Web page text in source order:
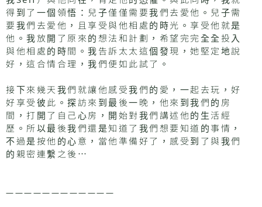
得到了一個領悟：兒子僅僅需要我們去愛他。兒子需
要我們去愛他，且享受與他相處的時光。享受他就是
他。我放開了原來的想法和計劃，希望完完全全投入
與他相處的時間。我告訴太太這個發現，她堅定地說
好，這合情合理，我們便如此試了。
接下來幾天我們就讓他感受我們的愛，一起去玩，好
好享受彼此。探訪來到最後一晚，他來到我們的房
間，打開了自己心房，開始對我們講述他的生活經
歷。所以最後我們還是知道了我們想要知道的事情，
不過是按他的心意，當他準備好了，感受到了與我們
的親密連繫之後⋯
————————————